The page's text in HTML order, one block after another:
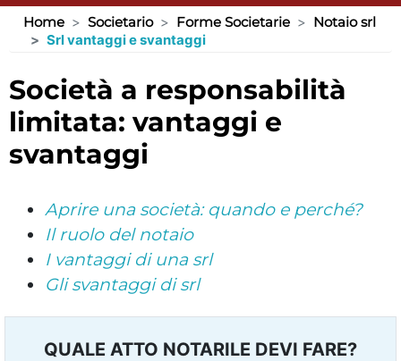
Home Societario Forme Societarie
Notaio srl
Srl vantaggi e svantaggi
società a responsabilità
limitata: vantaggi e
svantaggi
Aprire una società: quando e perché?
Il ruolo del notaio
I vantaggi di una srl
Gli svantaggi di srl
QUALE ATTO NOTARILE DEVI FARE?